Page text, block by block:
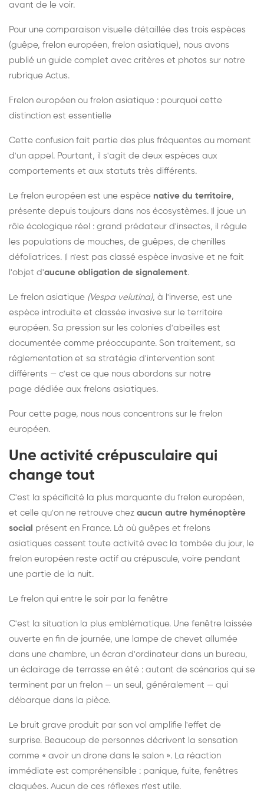
avant de le voir.
Pour une comparaison visuelle détaillée des trois espèces
(guêpe, frelon européen, frelon asiatique), nous avons
publié un guide complet avec critères et photos sur notre
rubrique Actus.
Frelon européen ou frelon asiatique : pourquoi cette
distinction est essentielle
Cette confusion fait partie des plus fréquentes au moment
d'un appel. Pourtant, il s'agit de deux espèces aux
comportements et aux statuts très différents.
Le frelon européen est une espèce native du territoire,
présente depuis toujours dans nos écosystèmes. Il joue un
rôle écologique réel : grand prédateur d'insectes, il régule
les populations de mouches, de guêpes, de chenilles
défoliatrices. Il n'est pas classé espèce invasive et ne fait
l'objet d'aucune obligation de signalement.
Le frelon asiatique (Vespa velutina), à l'inverse, est une
espèce introduite et classée invasive sur le territoire
européen. Sa pression sur les colonies d'abeilles est
documentée comme préoccupante. Son traitement, sa
réglementation et sa stratégie d'intervention sont
différents — c'est ce que nous abordons sur notre
page dédiée aux frelons asiatiques.
Pour cette page, nous nous concentrons sur le frelon
européen.
Une activité crépusculaire qui
change tout
C'est la spécificité la plus marquante du frelon européen,
et celle qu'on ne retrouve chez aucun autre hyménoptère
social présent en France. Là où guêpes et frelons
asiatiques cessent toute activité avec la tombée du jour, le
frelon européen reste actif au crépuscule, voire pendant
une partie de la nuit.
Le frelon qui entre le soir par la fenêtre
C'est la situation la plus emblématique. Une fenêtre laissée
ouverte en fin de journée, une lampe de chevet allumée
dans une chambre, un écran d'ordinateur dans un bureau,
un éclairage de terrasse en été : autant de scénarios qui se
terminent par un frelon — un seul, généralement — qui
débarque dans la pièce.
Le bruit grave produit par son vol amplifie l'effet de
surprise. Beaucoup de personnes décrivent la sensation
comme « avoir un drone dans le salon ». La réaction
immédiate est compréhensible : panique, fuite, fenêtres
claquées. Aucun de ces réflexes n'est utile.